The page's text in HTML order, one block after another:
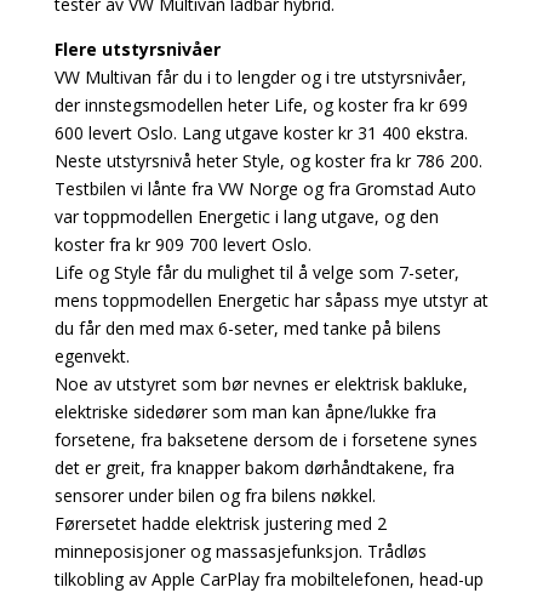
Flere utstyrsnivåer
VW Multivan får du i to lengder og i tre utstyrsnivåer,
der innstegsmodellen heter Life, og koster fra kr 699
600 levert Oslo. Lang utgave koster kr 31 400 ekstra.
Neste utstyrsnivå heter Style, og koster fra kr 786 200.
Testbilen vi lånte fra VW Norge og fra Gromstad Auto
var toppmodellen Energetic i lang utgave, og den
koster fra kr 909 700 levert Oslo.
Life og Style får du mulighet til å velge som 7-seter,
mens toppmodellen Energetic har såpass mye utstyr at
du får den med max 6-seter, med tanke på bilens
egenvekt.
Noe av utstyret som bør nevnes er elektrisk bakluke,
elektriske sidedører som man kan åpne/lukke fra
forsetene, fra baksetene dersom de i forsetene synes
det er greit, fra knapper bakom dørhåndtakene, fra
sensorer under bilen og fra bilens nøkkel.
Førersetet hadde elektrisk justering med 2
minneposisjoner og massasjefunksjon. Trådløs
tilkobling av Apple CarPlay fra mobiltelefonen, head-up